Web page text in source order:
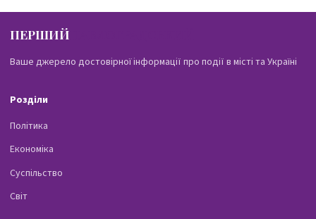
ПЕРШИЙ
Ваше джерело достовірної інформації про події в місті та Україні
Розділи
Політика
Економіка
Суспільство
Світ